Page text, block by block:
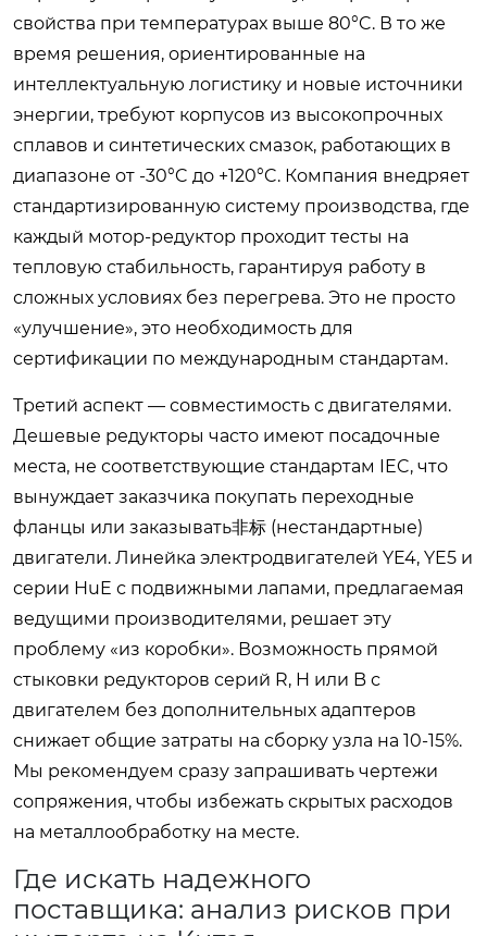
свойства при температурах выше 80°C. В то же
время решения, ориентированные на
интеллектуальную логистику и новые источники
энергии, требуют корпусов из высокопрочных
сплавов и синтетических смазок, работающих в
диапазоне от -30°C до +120°C. Компания внедряет
стандартизированную систему производства, где
каждый мотор-редуктор проходит тесты на
тепловую стабильность, гарантируя работу в
сложных условиях без перегрева. Это не просто
«улучшение», это необходимость для
сертификации по международным стандартам.
Третий аспект — совместимость с двигателями.
Дешевые редукторы часто имеют посадочные
места, не соответствующие стандартам IEC, что
вынуждает заказчика покупать переходные
фланцы или заказывать非标 (нестандартные)
двигатели. Линейка электродвигателей YE4, YE5 и
серии HuE с подвижными лапами, предлагаемая
ведущими производителями, решает эту
проблему «из коробки». Возможность прямой
стыковки редукторов серий R, H или B с
двигателем без дополнительных адаптеров
снижает общие затраты на сборку узла на 10-15%.
Мы рекомендуем сразу запрашивать чертежи
сопряжения, чтобы избежать скрытых расходов
на металлообработку на месте.
Где искать надежного
поставщика: анализ рисков при